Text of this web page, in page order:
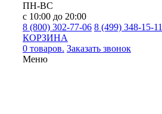
ПН-ВС
с 10:00 до 20:00
8 (800) 302-77-06 8 (499) 348-15-11
КОРЗИНА
0 товаров. Заказать звонок
Меню